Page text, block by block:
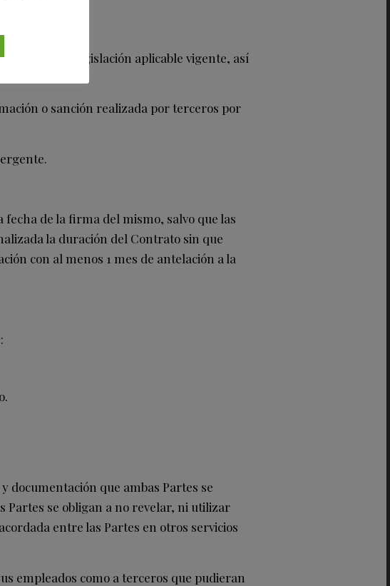
con la legislación aplicable vigente, así
o sanción realizada por terceros por
de la firma del mismo, salvo que las
la duración del Contrato sin que
con al menos 1 mes de antelación a la
documentación que ambas Partes se
Partes se obligan a no revelar, ni utilizar
entre las Partes en otros servicios
empleados como a terceros que pudieran